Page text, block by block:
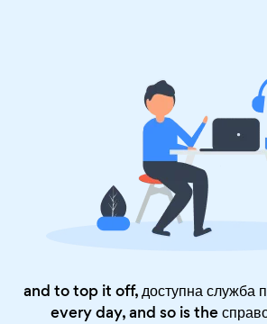
and to top it off, доступна служба
every day, and so is the